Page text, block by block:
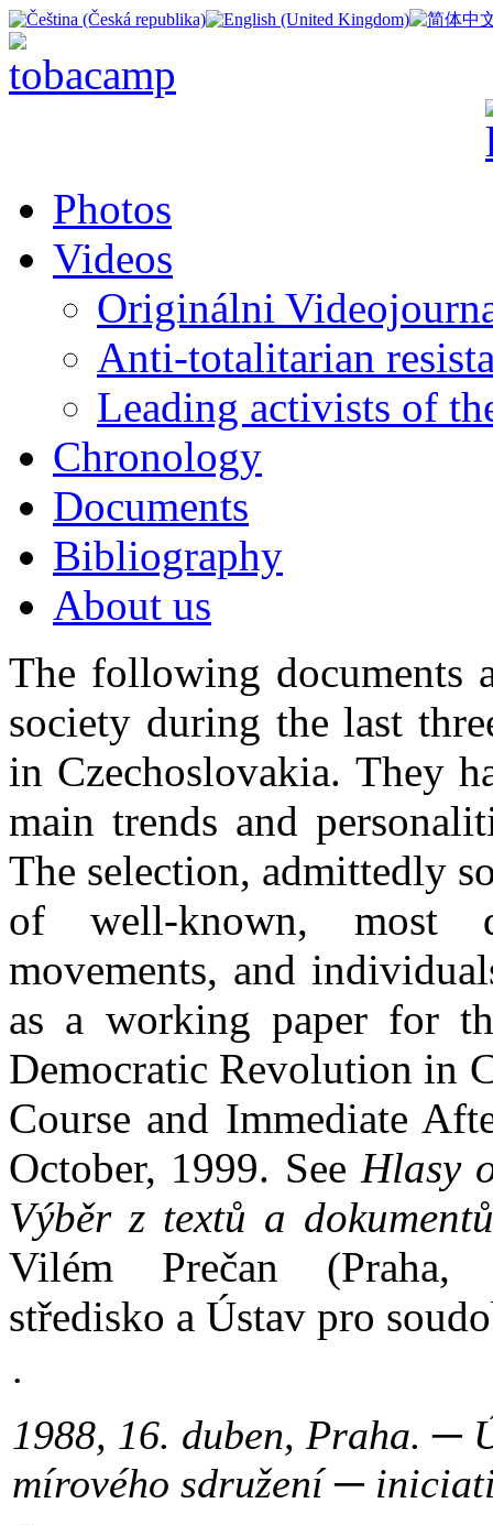
Photos
Videos
Originálni
Anti-totalitarian
Leading activists of
Chronology
Documents
Bibliography
About us
The following documents
society during the last
in Czechoslovakia. They
main trends and
The selection, admittedly
of well-known, most
movements, and
as a working paper for
Democratic Revolution in
Course and Immediate
October, 1999. See Hlasy
Výběr z textů a
Vilém Prečan (Praha,
středisko a Ústav pro
.
1988, 16. duben, Praha. ─
mírového sdružení ─